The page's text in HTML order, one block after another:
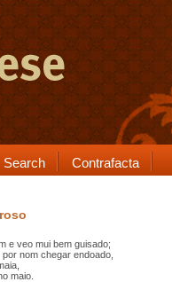
Search Contrafacta
e veo mui bem guisado;
nom chegar endoado,
maio.